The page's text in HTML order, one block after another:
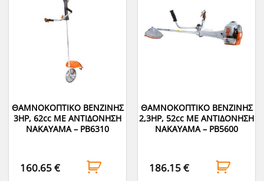
ΘΑΜΝΟΚΟΠΤΙΚΟ ΒΕΝΖΙΝΗΣ
3HP, 62cc ΜΕ ΑΝΤΙΔΟΝΗΣΗ
NAKAYAMA – PB6310
160.65€
ΘΑΜΝΟΚΟΠΤΙΚΟ ΒΕΝΖΙΝΗΣ
2,3HP, 52cc ME ΑΝΤΙΔΟΝΗΣΗ
ΝΑΚΑΥΑΜΑ – PB5600
186.15€